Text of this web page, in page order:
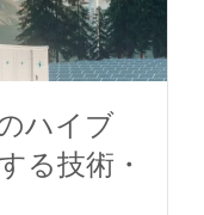
ハイブ
る技術・